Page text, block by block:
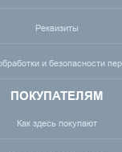
Реквизиты
и безопасности
ПОКУПАТЕЛЯМ
Как здесь покупают